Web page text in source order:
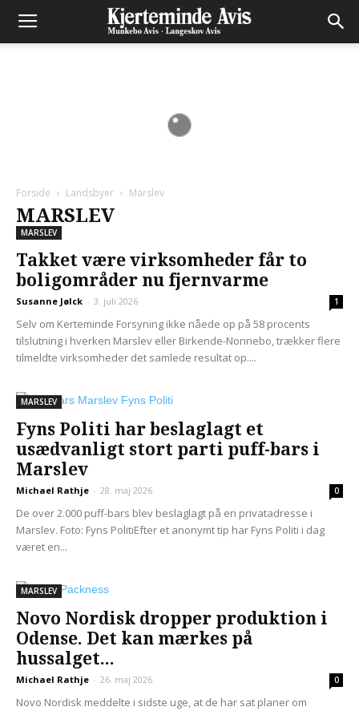
Forside Landsbyer Marslev
MARSLEV
MARSLEV
Takket være virksomheder får to
boligområder nu fjernvarme
Susanne Jølck - 3. juli 2026 1
Selv om Kerteminde Forsyning ikke nåede op på 58 procents
tilslutning i hverken Marslev eller Birkende-Nonnebo, trækker flere
tilmeldte virksomheder det samlede resultat op....
MARSLEV
Fyns Politi har beslaglagt et
usædvanligt stort parti puff-bars i
Marslev
Michael Rathje - 28. maj 2026 0
De over 2.000 puff-bars blev beslaglagt på en privatadresse i
Marslev. Foto: Fyns PolitiEfter et anonymt tip har Fyns Politi i dag
været en...
MARSLEV
Novo Nordisk dropper produktion i
Odense. Det kan mærkes på
hussalget...
Michael Rathje - 26. maj 2026 0
Novo Nordisk meddelte i sidste uge, at de har sat planer om